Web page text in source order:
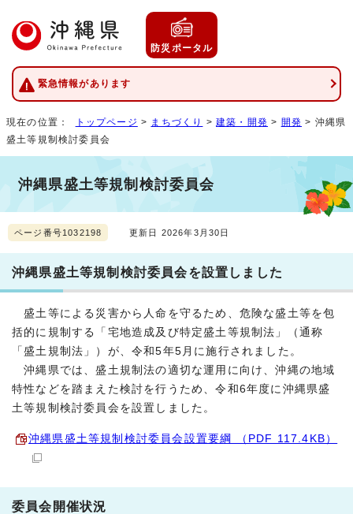
防災ポータル
緊急情報があります
現在の位置： トップページ > まちづくり >建築・開発 > 開発 > 沖縄県
盛土等規制検討委員会
沖縄県盛土等規制検討委員会
ページ番号1032198 更新日 2026年3月30日
沖縄県盛土等規制検討委員会を設置しました
盛土等による災害から人命を守るため、危険な盛土等を包
括的に規制する「宅地造成及び特定盛土等規制法」（通称
「盛土規制法」）が、令和5年5月に施行されました。
沖縄県では、盛土規制法の適切な運用に向け、沖縄の地域
特性などを踏まえた検討を行うため、令和6年度に沖縄県盛
土等規制検討委員会を設置しました。
沖縄県盛土等規制検討委員会設置要綱 （PDF 117.4KB）
委員会開催状況